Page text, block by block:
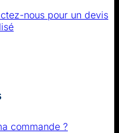
nous pour un devis
commande ?